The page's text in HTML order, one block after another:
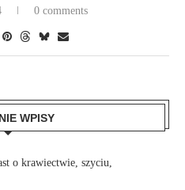
0 comments
WPISY
o krawiectwie, szyciu,